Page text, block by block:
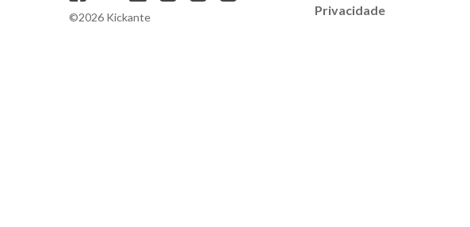
©2026 Kickante
Privacidade